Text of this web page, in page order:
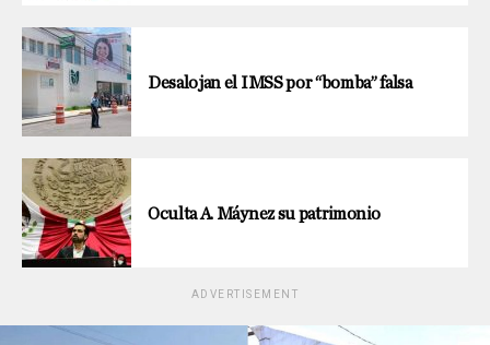
Desalojan el IMSS por “bomba” falsa
Oculta A. Máynez su patrimonio
ADVERTISEMENT